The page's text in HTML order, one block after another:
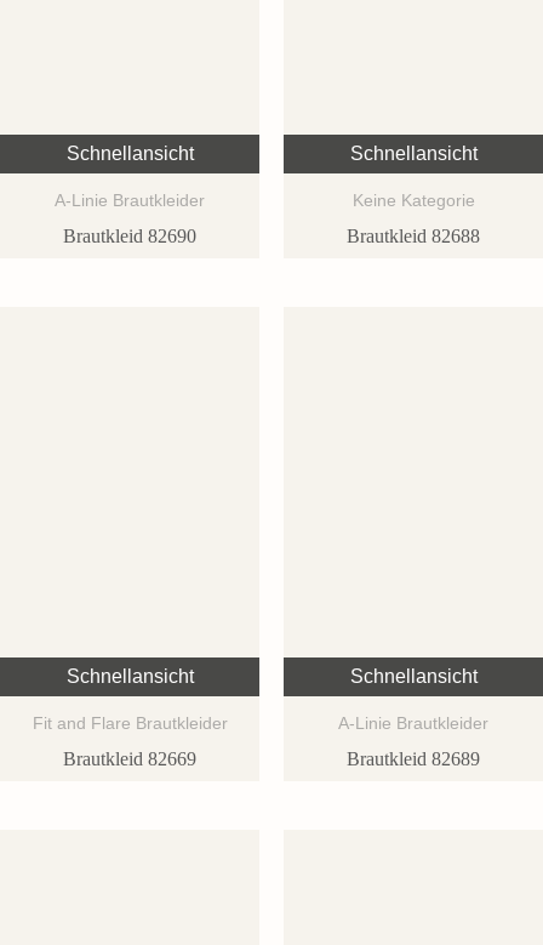
Schnellansicht
A-Linie Brautkleider
Brautkleid 82690
Schnellansicht
Keine Kategorie
Brautkleid 82688
Schnellansicht
Fit and Flare Brautkleider
Brautkleid 82669
Schnellansicht
A-Linie Brautkleider
Brautkleid 82689